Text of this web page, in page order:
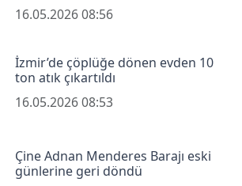
16.05.2026 08:56
İzmir’de çöplüğe dönen evden 10
ton atık çıkartıldı
16.05.2026 08:53
Çine Adnan Menderes Barajı eski
günlerine geri döndü